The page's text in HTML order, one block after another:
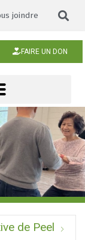
joindre
FAIRE UN DON
de Peel